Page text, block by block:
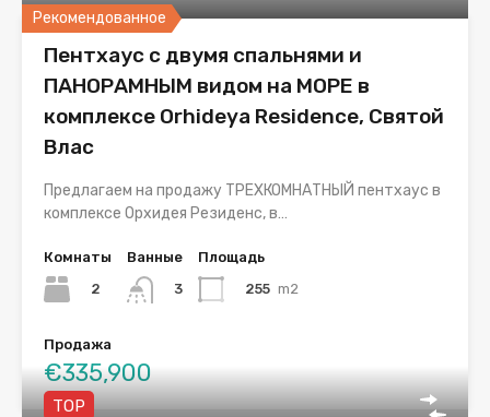
Рекомендованное
Пентхаус с двумя спальнями и
ПАНОРАМНЫМ видом на МОРЕ в
комплексе Orhideya Residence, Святой
Влас
Предлагаем на продажу ТРЕХКОМНАТНЫЙ пентхаус в
комплексе Орхидея Резиденс, в…
Комнаты
2
Ванные
3
Площадь
255 m2
Продажа
€335,900
TOP